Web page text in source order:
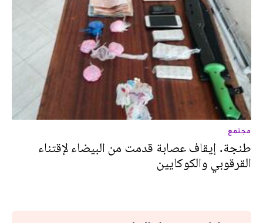
مجتمع
طنجة. إيقاف عصابة قدمت من البيضاء لإقتناء
القرقوبي والكوكايين